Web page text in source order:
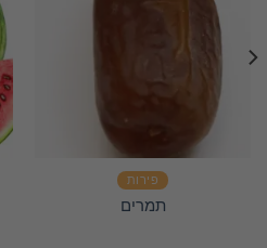
פירות
תמרים